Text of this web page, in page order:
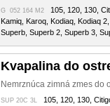
G 052 164 M2 105, 120, 130,
Kamiq, Karoq, Kodiaq, Kodiaq
Superb, Superb 2, Superb 3,
Kvapalina do
Nemrznúca zimná zmes do
SUP 20C 3L 105, 120, 130,